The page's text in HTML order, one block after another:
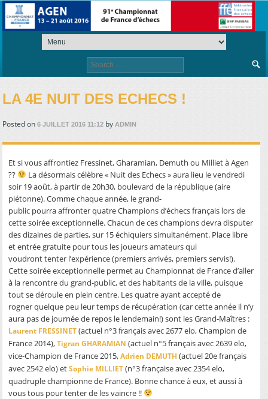
Search
for:
LA 4E NUIT DES ECHECS !
Posted on6 JUILLET 2016 11:12 byADMIN
Et si vous affrontiez Fressinet, Gharamian, Demuth ou Milliet à Agen
??
La désormais célèbre « Nuit des Echecs » aura lieu le vendredi
soir 19 août, à partir de 20h30, boulevard de la république (aire
piétonne). Comme chaque année, le grand-
public pourra affronter quatre Champions d’échecs français lors de
cette soirée exceptionnelle. Chacun de ces champions devra disputer
des dizaines de parties, sur 15 échiquiers simultanément. Place libre
et entrée gratuite pour tous les joueurs amateurs qui
voudront tenter l’expérience (premiers arrivés, premiers servis!).
Cette soirée exceptionnelle permet au Championnat de France d’aller
à la rencontre du grand-public, et des habitants de la ville, puisque
tout se déroule en plein centre. Les quatre ayant accepté de
rogner quelque peu leur temps de récupération (car cette année il n’y
aura pas de journée de repos le lendemain!) sont les Grand-Maîtres :
Laurent FRESSINET(actuel n°3 français avec 2677 elo, Champion de
France 2014),Tigran GHARAMIAN (actuel n°5 français avec 2639 elo,
vice-Champion de France 2015,Adrien DEMUTH (actuel 20e français
avec 2542 elo) etSophie MILLIET(n°3 française avec 2354 elo,
quadruple championne de France). Bonne chance à eux, et aussi à
vous tous pour tenter de les vaincre !!